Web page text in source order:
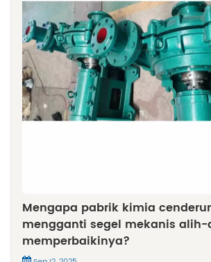
Mengapa pabrik kimia
mengganti segel mekanis
memperbaikinya?